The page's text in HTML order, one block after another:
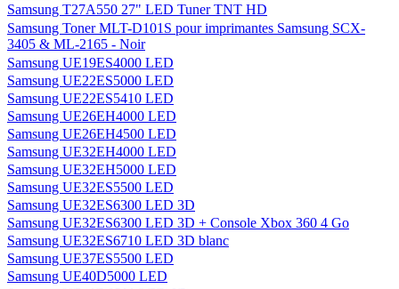
Samsung T27A550 27" LED Tuner TNT HD
Samsung Toner MLT-D101S pour imprimantes Samsung SCX-
3405 & ML-2165 - Noir
Samsung UE19ES4000 LED
Samsung UE22ES5000 LED
Samsung UE22ES5410 LED
Samsung UE26EH4000 LED
Samsung UE26EH4500 LED
Samsung UE32EH4000 LED
Samsung UE32EH5000 LED
Samsung UE32ES5500 LED
Samsung UE32ES6300 LED 3D
Samsung UE32ES6300 LED 3D + Console Xbox 360 4 Go
Samsung UE32ES6710 LED 3D blanc
Samsung UE37ES5500 LED
Samsung UE40D5000 LED